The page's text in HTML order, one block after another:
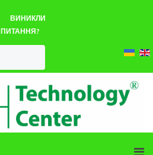
ВИНИКЛИ
ПИТАННЯ?